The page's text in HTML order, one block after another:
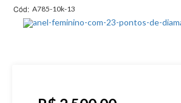
Cód: A785-10k-13